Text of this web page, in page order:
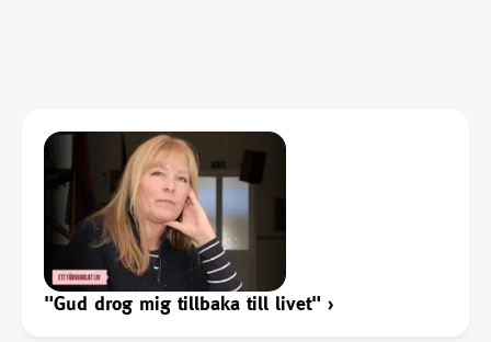
"Gud drog mig tillbaka till livet" ›